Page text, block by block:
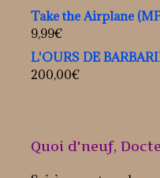
Take the Airplane
9,99€
L'OURS DE
200,00€
Quoi d'neuf,